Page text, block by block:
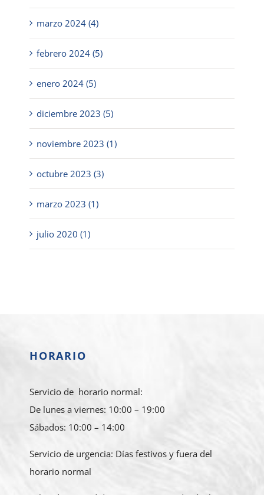
marzo 2024 (4)
febrero 2024 (5)
enero 2024 (5)
diciembre 2023 (5)
noviembre 2023 (1)
octubre 2023 (3)
marzo 2023 (1)
julio 2020 (1)
HORARIO
Servicio de horario normal:
De lunes a viernes: 10:00 – 19:00
Sábados: 10:00 – 14:00
Servicio de urgencia: Días festivos y fuera del
horario normal